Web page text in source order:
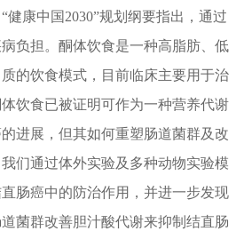
健康中国2030”规划纲要指出，通过
负担。酮体饮食是一种高脂肪、低
的饮食模式，目前临床主要用于治
饮食已被证明可作为一种营养代谢
进展，但其如何重塑肠道菌群及改
们通过体外实验及多种动物实验模
肠癌中的防治作用，并进一步发现
菌群改善胆汁酸代谢来抑制结直肠